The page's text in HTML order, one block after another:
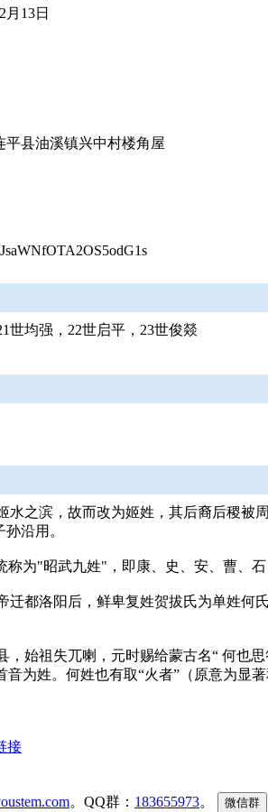
月13日
平县油溪镇兴中村楼角屋
世均强，22世启平，23世俊燚
之滨，故而改为姬姓，其后裔后稷被
沿用。
为"昭武九姓"，即康、史、安、曹、石
都洛阳后，鲜卑复姓贺拔氏为单姓何
始祖失兀喇，元时赐给蒙古名“ 何也
为姓。何姓也有取“火者”（原意为显
接
。QQ群： 183655973。 微信群